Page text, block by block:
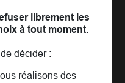
librement les
à tout moment.
décider :
réalisons des